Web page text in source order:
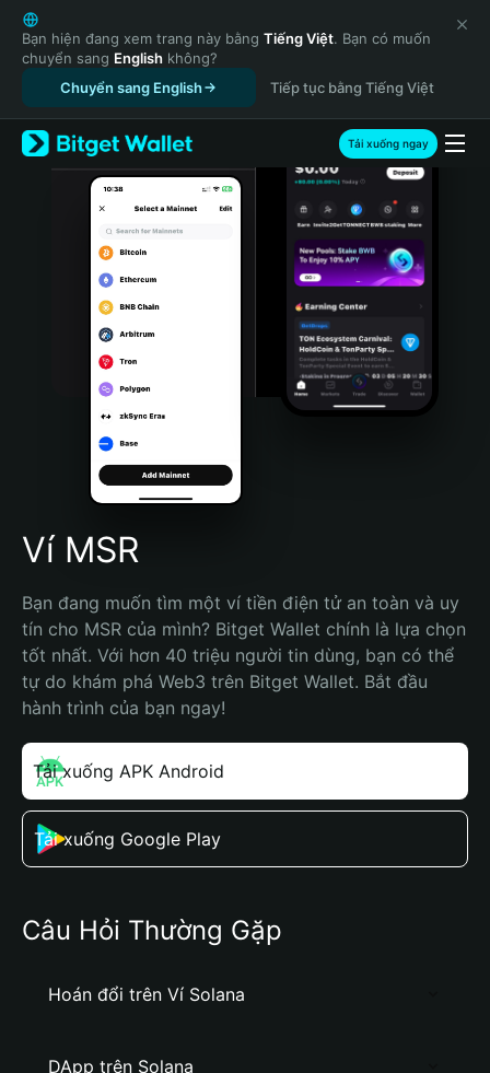
English
日本語
Tiếng Việt
Русский
Español (Latinoamérica)
Türkçe
Italiano
Português (Portugal)
Bahasa Indonesia
Português (Brasil)
Español (Argentina)
Bạn hiện đang xem trang này bằng Tiếng Việt. Bạn có muốn
chuyển sang English không?
Chuyển sang English
Tiếp tục bằng Tiếng Việt
Tải xuống ngay
Ví MSR
Bạn đang muốn tìm một ví tiền điện tử an toàn và uy
tín cho MSR của mình? Bitget Wallet chính là lựa chọn
tốt nhất. Với hơn 40 triệu người tin dùng, bạn có thể
tự do khám phá Web3 trên Bitget Wallet. Bắt đầu
hành trình của bạn ngay!
Tải xuống APK Android
Tải xuống Google Play
Câu Hỏi Thường Gặp
Hoán đổi trên Ví Solana
DApp trên Solana